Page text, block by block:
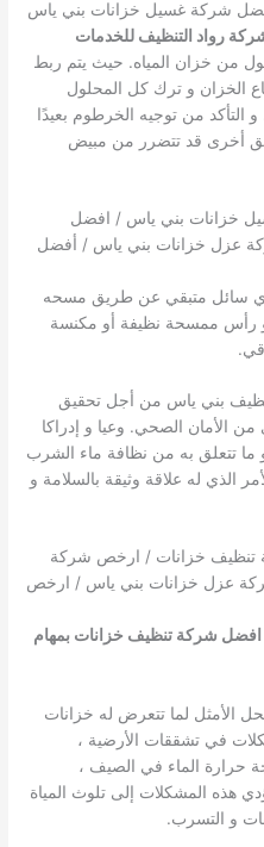
شركة غسيل خزانات بني ياس
رواد التنظيف للخدمات
من خزان المياه. حيث يتم ربط
الخزان و ترك كل المحلول
من توجيه الخرطوم بعيدًا
أخرى قد تتضرر من مبيض
خزانات بني ياس / افضل
عزل خزانات بني ياس / أفضل
أي سائل متبقي عن طريق مسحه
رأس ممسحة نظيفة أو مكنسة
بني ياس من أجل تحقيق
الأمان الصحي. وعيا و إدراكا
ما تتعلق به من نظافة ماء الشرب
الذي له علاقة وثيقة بالسلامة و
تنظيف خزانات / ارخص شركة
عزل خزانات بني ياس / ارخص
افضل شركة تنظيف خزانات بمهام
الأمثل لما تتعرض له خزانات
في تشققات الأرضية ،
حرارة الماء في الصيف ،
هذه المشكلات إلى تلوث المياة
و التسرب.